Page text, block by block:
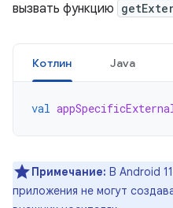
вызвать функцию
Котлин Java
val
Примечание: В Android
приложения не могут